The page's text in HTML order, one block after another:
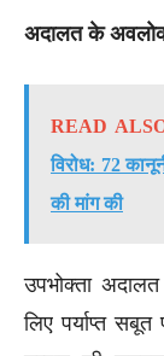
अदालत के
READ
विरोध: 72
की मांग की
उपभोक्ता
लिए पर्याप्त